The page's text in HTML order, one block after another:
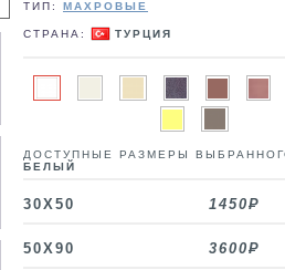
ТИП: МАХРОВЫЕ
СТРАНА: ТУРЦИЯ
ДОСТУПНЫЕ РАЗМЕРЫ
БЕЛЫЙ
30X50 1450
50X90 3600